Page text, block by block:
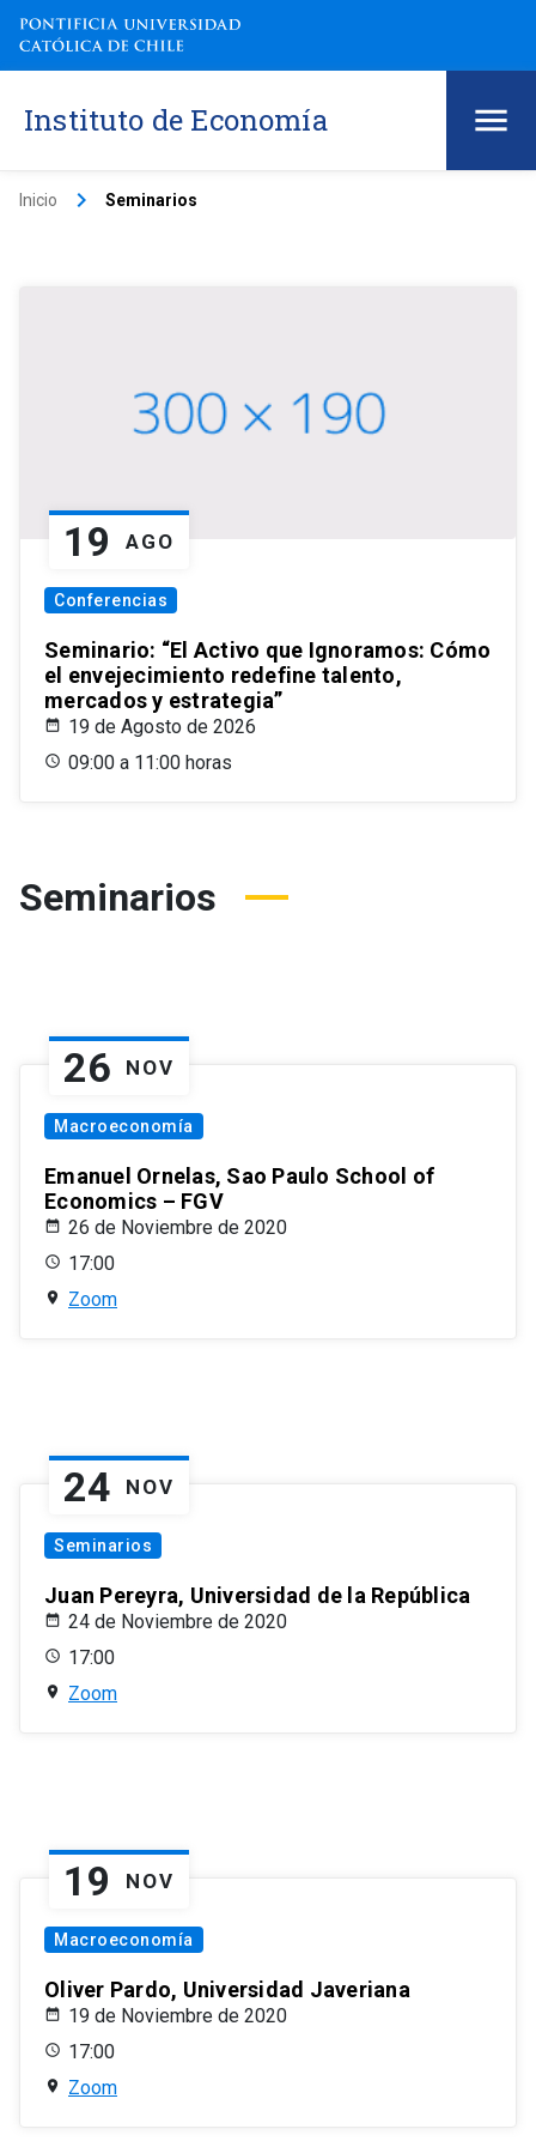
Instituto de Economía
Inicio keyboard_arrow_right Seminarios
19 AGO
Conferencias
Seminario: “El Activo que Ignoramos: Cómo
el envejecimiento redefine talento,
mercados y estrategia”
19 de Agosto de 2026
09:00 a 11:00 horas
Seminarios
26 NOV
Macroeconomía
Emanuel Ornelas, Sao Paulo School of
Economics – FGV
26 de Noviembre de 2020
17:00
Zoom
24 NOV
Seminarios
Juan Pereyra, Universidad de la República
24 de Noviembre de 2020
17:00
Zoom
19 NOV
Macroeconomía
Oliver Pardo, Universidad Javeriana
19 de Noviembre de 2020
17:00
Zoom